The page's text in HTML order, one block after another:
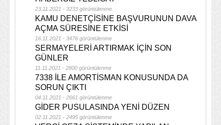
23.11.2021 - 3233 görüntülenme
KAMU DENETÇİSİNE BAŞVURUNUN DAVA
AÇMA SÜRESİNE ETKİSİ
16.11.2021 - 3476 görüntülenme
SERMAYELERİ ARTIRMAK İÇİN SON
GÜNLER
11.11.2021 - 2800 görüntülenme
7338 İLE AMORTİSMAN KONUSUNDA DA
SORUN ÇIKTI
04.11.2021 - 2661 görüntülenme
GİDER PUSULASINDA YENİ DÜZEN
02.11.2021 - 2495 görüntülenme